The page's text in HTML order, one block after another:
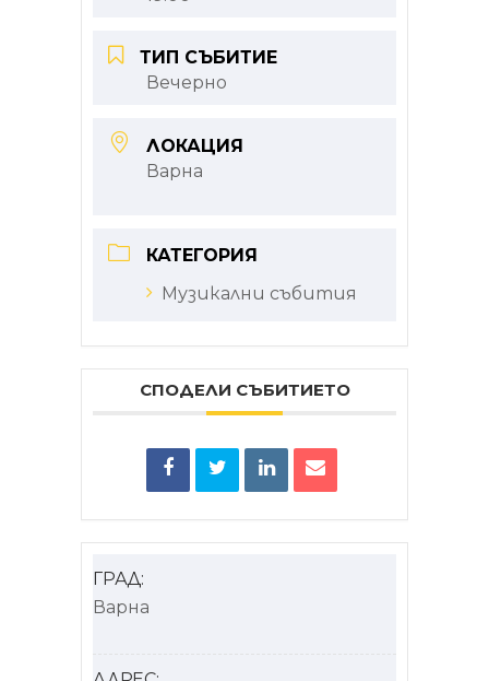
ТИП СЪБИТИЕ
Вечерно
ЛОКАЦИЯ
Варна
КАТЕГОРИЯ
Музикални събития
СПОДЕЛИ СЪБИТИЕТО
ГРАД:
Варна